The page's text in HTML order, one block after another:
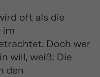
oft als die
im
Doch wer
will, weiß: Die
den